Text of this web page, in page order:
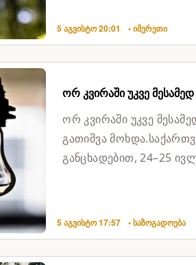
5 აგვისტო 20:01 • იმერეთი
ორ კვირაში უკვე
ორ კვირაში უკვე
გათიშვა
განცხადებით, 24–25
5 აგვისტო 17:57 • საზოგადოება